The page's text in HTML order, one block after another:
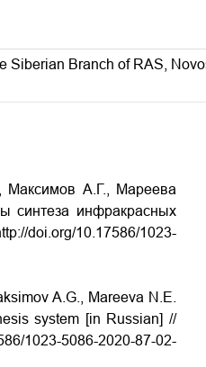
Siberian Branch of RAS,
Максимов А.Г., Мареева
синтеза инфракрасных
doi.org/10.17586/1023-
A.G., Mareeva N.E.
system [in Russian] //
1023-5086-2020-87-02-